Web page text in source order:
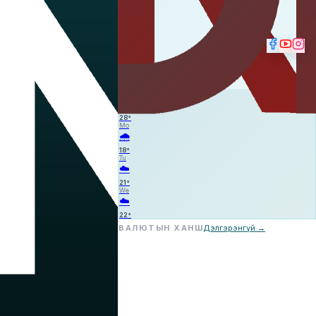
28°
Mo
🌧️
18°
Tu
☁️
21°
We
☁️
22°
ВАЛЮТЫН ХАНШДэлгэрэнгүй →